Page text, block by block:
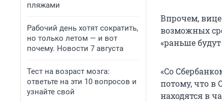
пляжами
Рабочий день хотят сократить,
но только летом — и вот
почему. Новости 7 августа
Тест на возраст мозга:
ответьте на эти 10 вопросов и
узнайте свой
Впрочем,
возможных
«раньше
«Со
потому, что в
находятся в